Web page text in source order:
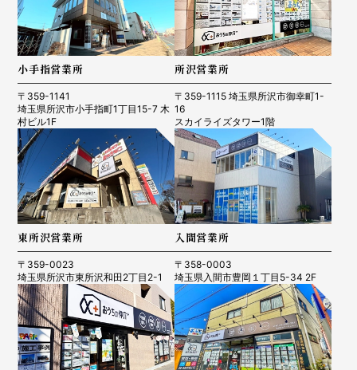
小手指営業所
〒359-1141
埼玉県所沢市小手指町1丁目15-7 木
村ビル1F
所沢営業所
〒359-1115 埼玉県所沢市御幸町1-
16
スカイライズタワー1階
東所沢営業所
〒359-0023
埼玉県所沢市東所沢和田2丁目2-1
入間営業所
〒358-0003
埼玉県入間市豊岡１丁目5-34 2F